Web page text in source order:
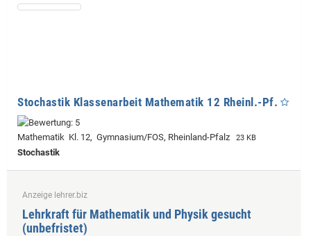
Stochastik Klassenarbeit Mathematik 12 Rheinl.-Pf.
Mathematik Kl. 12, Gymnasium/FOS, Rheinland-Pfalz 23 KB
Stochastik
Anzeige lehrer.biz
Lehrkraft für Mathematik und Physik gesucht
(unbefristet)